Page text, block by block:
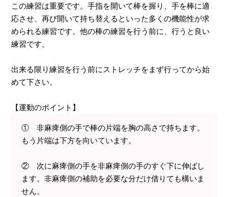
この練習は重要です。手指を開いて棒を握り、手を棒に適
応させ、再び開いて持ち替えるといった多くの機能性が求
められる練習です。他の棒の練習を行う前に、行うと良い
練習です。
出来る限り練習を行う前にストレッチをまず行ってから始
めて下さい。
【運動のポイント】
① 非麻痺側の手で棒の片端を胸の高さで持ちます。
もう片端は下方を向いています。
② 次に麻痺側の手を非麻痺側の手のすぐ下に伸ばし
ます。非麻痺側の補助を必要な分だけ借りても構いま
せん。